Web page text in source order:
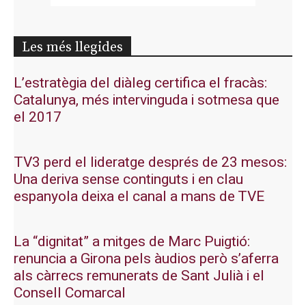
Les més llegides
L’estratègia del diàleg certifica el fracàs:
Catalunya, més intervinguda i sotmesa que
el 2017
TV3 perd el lideratge després de 23 mesos:
Una deriva sense continguts i en clau
espanyola deixa el canal a mans de TVE
La “dignitat” a mitges de Marc Puigtió:
renuncia a Girona pels àudios però s’aferra
als càrrecs remunerats de Sant Julià i el
Consell Comarcal